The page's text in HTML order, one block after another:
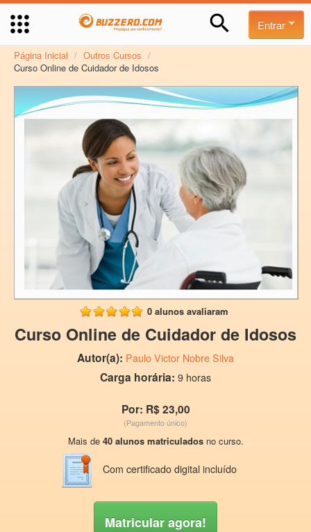
Entrar
Página Inicial / Outros Cursos /
Curso Online de Cuidador de Idosos
0 alunos avaliaram
Curso Online de Cuidador de Idosos
Autor(a): Paulo Victor Nobre Silva
Carga horária: 9 horas
Por: R$ 23,00
(Pagamento único)
Mais de 40 alunos matriculadosno curso.
Com certificado digital incluído
Matricular agora!